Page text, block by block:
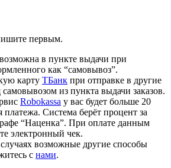
первым.
в пункте выдачи при
как “самовывоз”.
карту TБанк при отправке в другие
самовывозом из пункта выдачи заказов.
Robokassa у вас будет больше 20
платежа. Система берёт процент за
“Наценка”. При оплате данным
электронный чек.
возможные другие способы
с нами.